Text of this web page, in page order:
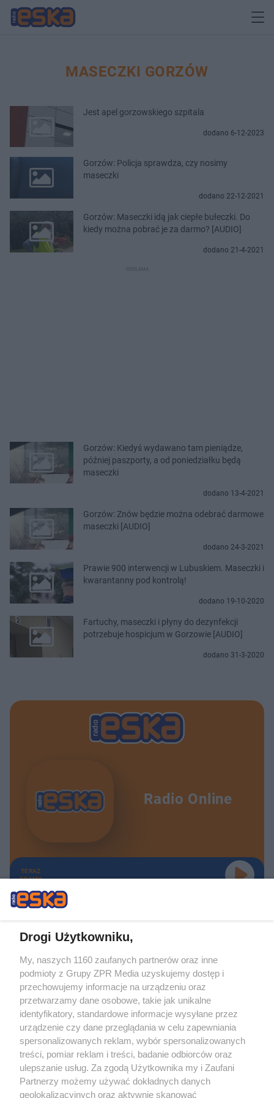
MASECZKI GORZÓW
Jest apel gorzowskiego szpitala
dodano 6-12-2023
Gorzów: Policja sprawdza, czy nosimy
maseczki
dodano 22-12-2021
Gorzów: Maseczki idą jak ciepłe bułeczki. Do
kiedy można pobrać je za darmo? [AUDIO]
dodano 21-4-2021
Gorzów: Kiedyś wydawano tam pieniądze,
później paszporty, a od poniedziałku będą
maseczki
dodano 13-4-2021
Gorzów: Znów będzie można odebrać darmowe
maseczki [AUDIO]
dodano 24-3-2021
Prawie 900 interwencji w Lubuskiem. Maseczki i
kwarantanny pod kontrolą!
dodano 19-10-2020
Fartuchy, maseczki i płyny do dezynfekcji
potrzebuje hospicjum w Gorzowie [AUDIO]
dodano 31-3-2020
Radio Online
TERAZ
GRAMY
Żaden utwór zamieszczony w serwisie nie może być powielany i
rozpowszechniany lub dalej rozpowszechniany w jakikolwiek sposób (w
tym także elektroniczny lub mechaniczny) na jakimkolwiek polu
eksploatacji w jakiejkolwiek formie, włącznie z umieszczaniem w Internecie
bez pisemnej zgody właściciela praw. Jakiekolwiek użycie lub
wykorzystanie utworów w całości lub w części z naruszeniem prawa, tzn.
bez właściwej zgody, jest zabronione pod groźbą kary i może być ścigane
prawnie.
Drogi Użytkowniku,
My, naszych 1160 zaufanych partnerów oraz inne
podmioty z Grupy ZPR Media uzyskujemy dostęp i
przechowujemy informacje na urządzeniu oraz
przetwarzamy dane osobowe, takie jak unikalne
identyfikatory, standardowe informacje wysyłane przez
urządzenie czy dane przeglądania w celu zapewniania
spersonalizowanych reklam, wybór spersonalizowanych
treści, pomiar reklam i treści, badanie odbiorców oraz
ulepszanie usług. Za zgodą Użytkownika my i Zaufani
Partnerzy możemy używać dokładnych danych
geolokalizacyjnych oraz aktywnie skanować